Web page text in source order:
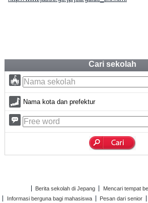
Cari sekolah
Nama kota dan prefektur
Berita sekolah di Jepang
Mencari tempat
Informasi berguna bagi mahasiswa
Pesan dari senior